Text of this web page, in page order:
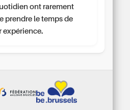
ont rarement
prendre le temps de
expérience.